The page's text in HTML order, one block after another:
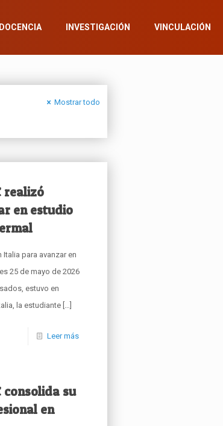
DOCENCIA INVESTIGACIÓN VINCULACIÓN
Mostrar todo
realizó
en estudio
para avanzar en
25 de mayo de 2026
estuvo en
la estudiante[…]
Leer más
consolida su
en